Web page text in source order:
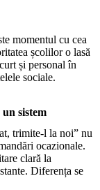
momentul cu cea
școlilor o lasă
și personal în
sociale.
sistem
trimite-l la noi” nu
ocazionale.
clară la
Diferența se